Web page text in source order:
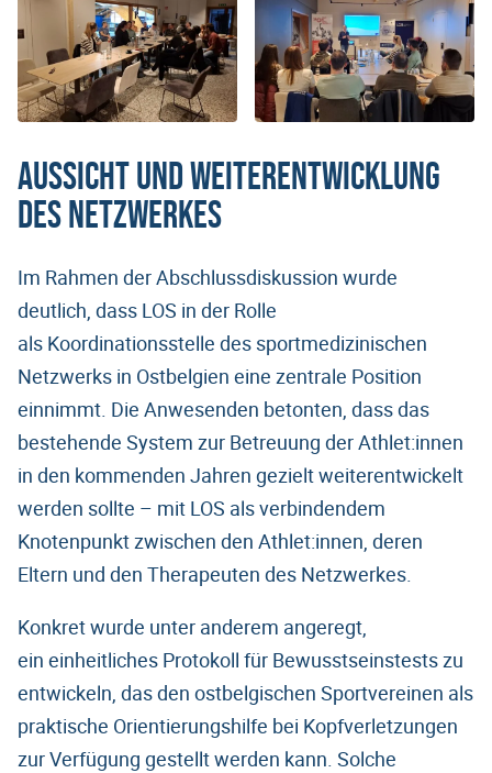
Aussicht und Weiterentwicklung
des Netzwerkes
Im Rahmen der Abschlussdiskussion wurde
deutlich, dass LOS in der Rolle
als Koordinationsstelle des sportmedizinischen
Netzwerks in Ostbelgien eine zentrale Position
einnimmt. Die Anwesenden betonten, dass das
bestehende System zur Betreuung der Athlet:innen
in den kommenden Jahren gezielt weiterentwickelt
werden sollte – mit LOS als verbindendem
Knotenpunkt zwischen den Athlet:innen, deren
Eltern und den Therapeuten des Netzwerkes.
Konkret wurde unter anderem angeregt,
ein einheitliches Protokoll für Bewusstseinstests zu
entwickeln, das den ostbelgischen Sportvereinen als
praktische Orientierungshilfe bei Kopfverletzungen
zur Verfügung gestellt werden kann. Solche